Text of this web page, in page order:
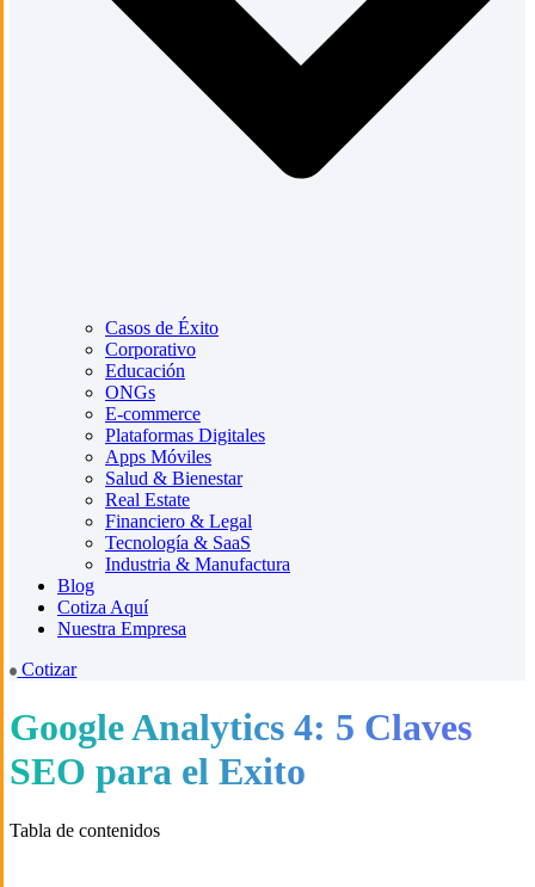
Casos de Éxito
Corporativo
Educación
ONGs
E-commerce
Plataformas Digitales
Apps Móviles
Salud & Bienestar
Real Estate
Financiero & Legal
Tecnología & SaaS
Industria & Manufactura
Blog
Cotiza Aquí
Nuestra Empresa
Cotizar
Google Analytics 4: 5 Claves
SEO para el Exito
Tabla de contenidos